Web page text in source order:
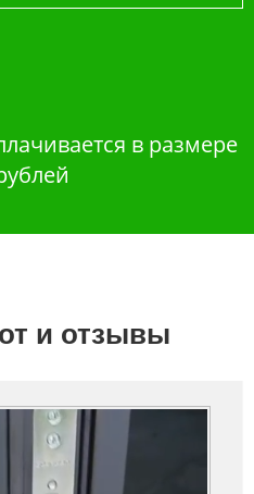
в размере
и отзывы